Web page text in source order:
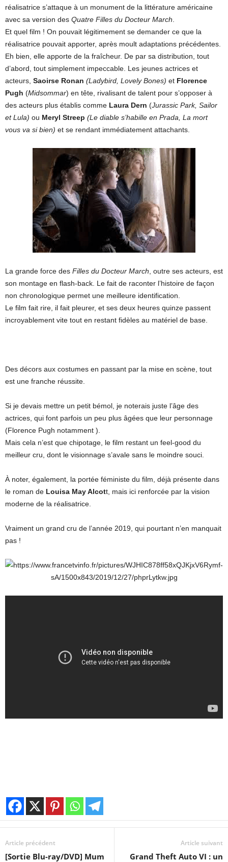
réalisatrice s’attaque à un monument de la littérature américaine
avec sa version des Quatre Filles du Docteur March
Et quel film ! On pouvait légitimement se demander ce que la
réalisatrice pouvait apporter, après moult adaptations précédentes.
Eh bien, elle apporte de la fraîcheur. De par sa distribution, tout
d’abord, tout simplement impeccable. Les jeunes actrices et
acteurs, Saoirse Ronan (Ladybird, Lovely Bones) et Florence
Pugh (Midsommar) en tête, rivalisant de talent pour s’opposer à
des acteurs plus établis comme Laura Dern (Jurassic Park, Sailor
et Lula) ou Meryl Streep (Le diable s’habille en Prada, La mort
vous va si bien) et se rendant immédiatement attachants.
La grande force des Filles du Docteur March , outre ses acteurs, est
son montage en flash-back. Le fait de raconter l’histoire de façon
non chronologique permet une meilleure identification.
Le film fait rire, il fait pleurer, et ses deux heures quinze passent
incroyablement vite tout en restant fidèles au matériel de base.
Des décors aux costumes en passant par la mise en scène, tout
est une franche réussite.
Si je devais mettre un petit bémol, je noterais juste l’âge des
actrices, qui font parfois un peu plus âgées que leur personnage
(Florence Pugh notamment ).
Mais cela n’est que chipotage, le film restant un feel-good du
meilleur cru, dont le visionnage s’avale sans le moindre souci.
À noter, également, la portée féministe du film, déjà présente dans
le roman de Louisa May Alcott, mais ici renforcée par la vision
moderne de la réalisatrice.
Vraiment un grand cru de l’année 2019, qui pourtant n’en manquait
pas !
Article précédent
[Sortie Blu-ray/DVD] Mum
Article suivant
Grand Theft Auto VI : un